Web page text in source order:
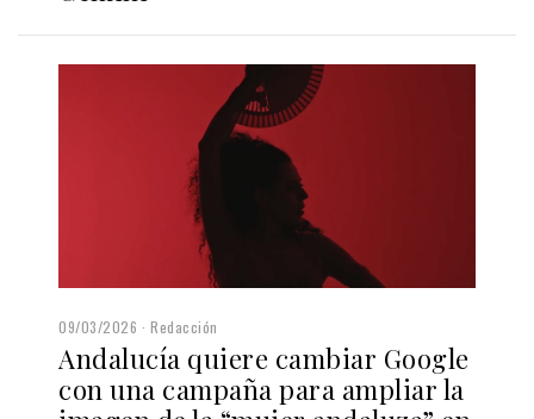
09/03/2026 Redacción
Andalucía quiere cambiar Google
con una campaña para ampliar la